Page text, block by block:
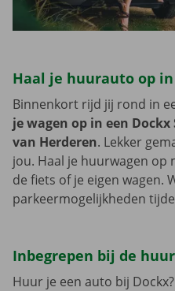
Haal je huurauto op
Binnenkort rijd jij rond in
je wagen op in een
van Herderen. Lekker
jou. Haal je huurwagen
de fiets of je eigen wagen.
parkeermogelijkheden
Inbegrepen bij de
Huur je een auto bij